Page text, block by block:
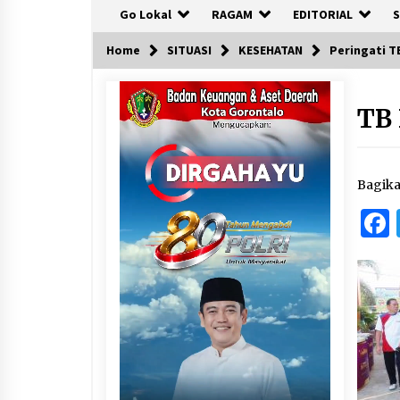
Go Lokal RAGAM EDITORIAL
Home SITUASI KESEHATAN Peringati
TB